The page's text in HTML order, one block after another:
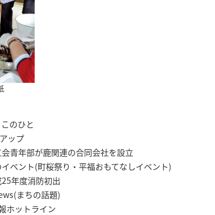
のひと
ップ
鹿関連の合同会社を設立
桜祭り・平福おもてなしイベント)
防初出
まちの話題)
ホットライン